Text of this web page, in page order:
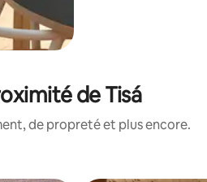
de Tisá
de propreté et plus encore.